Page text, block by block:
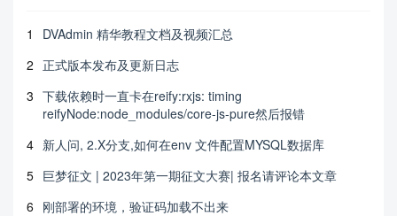
1
DVAdmin 精华教程文档及视频汇总
2 正式版本发布及更新日志
3 下载依赖时一直卡在reify:rxjs: timing
reifyNode:node_modules/core-js-pure然后报错
4 新人问, 2.X分支,如何在env 文件配置MYSQL数据库
5 巨梦征文 | 2023年第一期征文大赛| 报名请评论本文章
6 刚部署的环境，验证码加载不出来